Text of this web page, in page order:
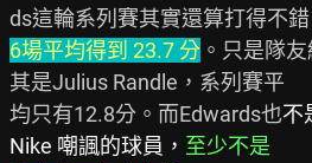
6場平均得到 23.7 分 。只是隊
其是Julius Randle，系列賽平
均只有12.8分。而Edwards也不
Nike 嘲諷的球員， 至少不是